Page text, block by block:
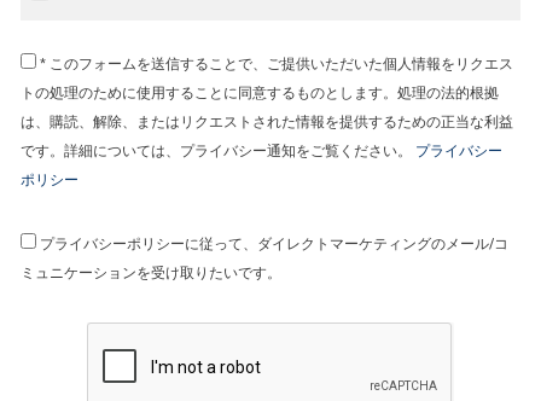
* このフォームを送信することで、ご提供いただいた個人情報をリクエス
トの処理のために使用することに同意するものとします。処理の法的根拠
は、購読、解除、またはリクエストされた情報を提供するための正当な利益
です。詳細については、プライバシー通知をご覧ください。 プライバシー
ポリシー
プライバシーポリシーに従って、ダイレクトマーケティングのメール/コ
ミュニケーションを受け取りたいです。